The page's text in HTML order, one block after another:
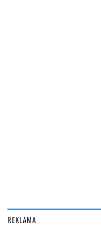
REKLAMA